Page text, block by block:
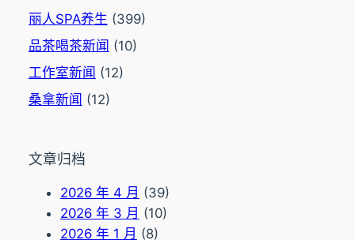
丽人SPA养生 (399)
品茶喝茶新闻 (10)
工作室新闻 (12)
桑拿新闻 (12)
文章归档
2026 年 4 月 (39)
2026 年 3 月 (10)
2026 年 1 月 (8)